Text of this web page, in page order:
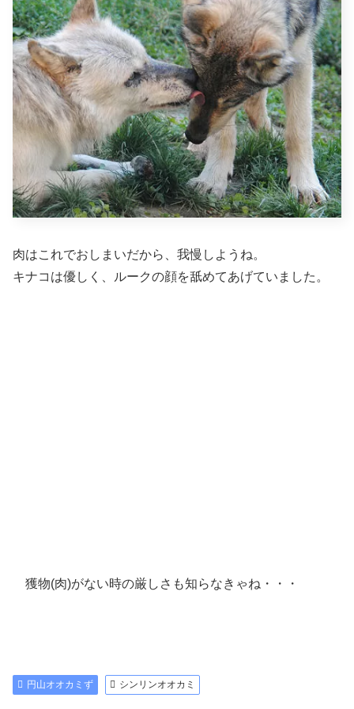
肉はこれでおしまいだから、我慢しようね。
キナコは優しく、ルークの顔を舐めてあげていました。
獲物(肉)がない時の厳しさも知らなきゃね・・・
円山オオカミず シンリンオオカミ